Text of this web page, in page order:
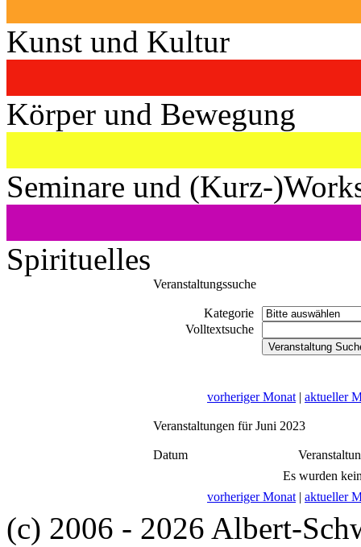
Kunst und Kultur
Körper und Bewegung
Seminare und (Kurz-
Spirituelles
Veranstaltungssuche
Kategorie
Volltextsuche
vorheriger Monat | aktueller
Veranstaltungen für Juni 2023
Datum
Es wurden
vorheriger Monat | aktueller
(c) 2006 - 2026 Albert-